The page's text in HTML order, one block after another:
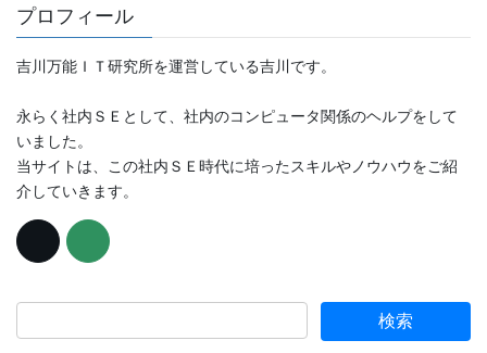
プロフィール
吉川万能ＩＴ研究所を運営している吉川です。
永らく社内ＳＥとして、社内のコンピュータ関係のヘルプをして
いました。
当サイトは、この社内ＳＥ時代に培ったスキルやノウハウをご紹
介していきます。